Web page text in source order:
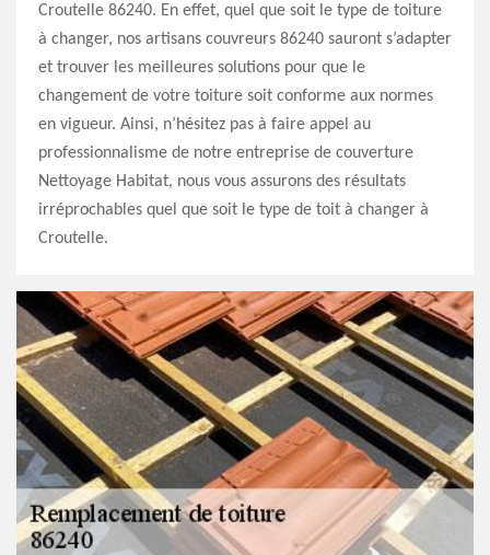
Croutelle 86240. En effet, quel que soit le type de toiture
à changer, nos artisans couvreurs 86240 sauront s’adapter
et trouver les meilleures solutions pour que le
changement de votre toiture soit conforme aux normes
en vigueur. Ainsi, n’hésitez pas à faire appel au
professionnalisme de notre entreprise de couverture
Nettoyage Habitat, nous vous assurons des résultats
irréprochables quel que soit le type de toit à changer à
Croutelle.